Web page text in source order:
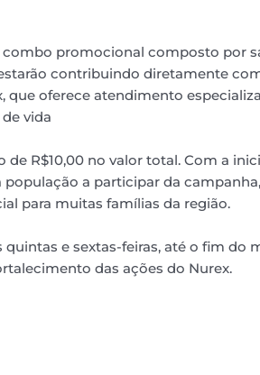
promocional composto por
contribuindo diretamente
oferece atendimento
vida
R$10,00 no valor total. Com a
a participar da
para muitas famílias da região.
e sextas-feiras, até o fim do
das ações do Nurex.